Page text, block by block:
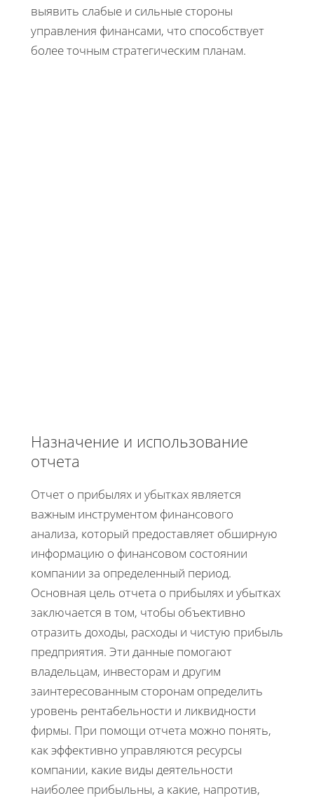
выявить слабые и сильные стороны
управления финансами, что способствует
более точным стратегическим планам.
Назначение и использование
отчета
Отчет о прибылях и убытках является
важным инструментом финансового
анализа, который предоставляет обширную
информацию о финансовом состоянии
компании за определенный период.
Основная цель отчета о прибылях и убытках
заключается в том, чтобы объективно
отразить доходы, расходы и чистую прибыль
предприятия. Эти данные помогают
владельцам, инвесторам и другим
заинтересованным сторонам определить
уровень рентабельности и ликвидности
фирмы. При помощи отчета можно понять,
как эффективно управляются ресурсы
компании, какие виды деятельности
наиболее прибыльны, а какие, напротив,